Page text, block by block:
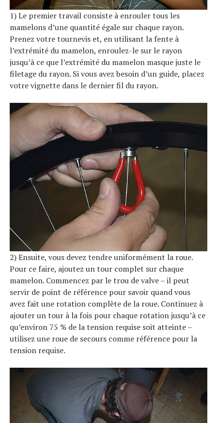
1) Le premier travail consiste à enrouler tous les
mamelons d’une quantité égale sur chaque rayon.
Prenez votre tournevis et, en utilisant la fente à
l’extrémité du mamelon, enroulez-le sur le rayon
jusqu’à ce que l’extrémité du mamelon masque juste le
filetage du rayon. Si vous avez besoin d’un guide, placez
votre vignette dans le dernier fil du rayon.
2) Ensuite, vous devez tendre uniformément la roue.
Pour ce faire, ajoutez un tour complet sur chaque
mamelon. Commencez par le trou de valve – il peut
servir de point de référence pour savoir quand vous
avez fait une rotation complète de la roue. Continuez à
ajouter un tour à la fois pour chaque rotation jusqu’à ce
qu’environ 75 % de la tension requise soit atteinte –
utilisez une roue de secours comme référence pour la
tension requise.